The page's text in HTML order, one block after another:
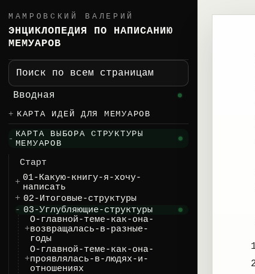
МАМРОВСКИЙ ВАЛЕРИЙ
ЭНЦИКЛОПЕДИЯ ПО НАПИСАНИЮ
МЕМУАРОВ
Поиск по всем страницам
Вводная
КАРТА ИДЕЙ ДЛЯ МЕМУАРОВ
КАРТА ВЫБОРА СТРУКТУРЫ
МЕМУАРОВ
Старт
01-Какую-книгу-я-хочу-
написать
02-Итоговые-структуры
03-Углубляющие-структуры
О-главной-теме-как-она-
возвращалась-в-разные-
годы
О-главной-теме-как-она-
проявлялась-в-людях-и-
отношениях